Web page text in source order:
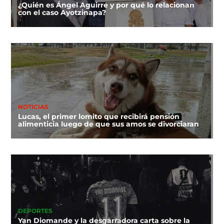
¿Quién es Ángel Aguirre y por qué lo relacionan
con el caso Ayotzinapa?
NOTICIAS
Lucas, el primer lomito que recibirá pensión
alimenticia luego de que sus amos se divorciaran
DEPORTES
Yan Diomande y la desgarradora carta sobre la